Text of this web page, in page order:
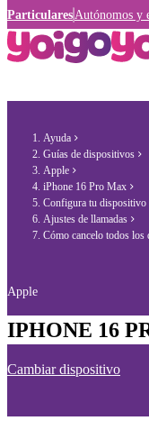
Particulares Autónomos y
Ayuda
Guías de dispositivos
Apple
iPhone 16 Pro Max
Configura tu dispositivo
Ajustes de llamadas
Cómo cancelo todos los
Apple
IPHONE 16
Cambiar dispositivo